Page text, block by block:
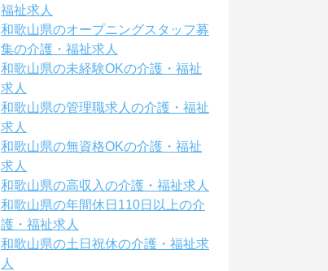
福祉求人
和歌山県のオープニングスタッフ募
集の介護・福祉求人
和歌山県の未経験OKの介護・福祉
求人
和歌山県の管理職求人の介護・福祉
求人
和歌山県の無資格OKの介護・福祉
求人
和歌山県の高収入の介護・福祉求人
和歌山県の年間休日110日以上の介
護・福祉求人
和歌山県の土日祝休の介護・福祉求
人